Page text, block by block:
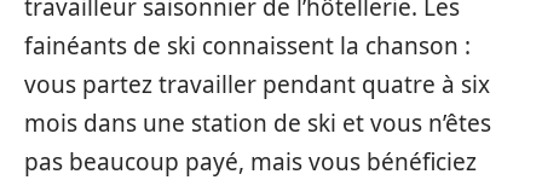
travailleur saisonnier de l’hôtellerie. Les
fainéants de ski connaissent la chanson :
vous partez travailler pendant quatre à six
mois dans une station de ski et vous n’êtes
pas beaucoup payé, mais vous bénéficiez